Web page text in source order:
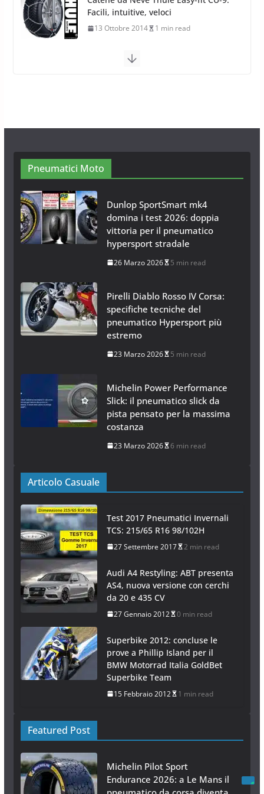
Arexons
26 Ottobre 2013 1 min read
Calze da Neve per Auto 2025:
26 Gennaio 2017
Pneumatici Moto
Dunlop SportSmart mk4
domina i test 2026: doppia
vittoria per il pneumatico
hypersport stradale
26 Marzo 2026 5 min read
Pirelli Diablo Rosso IV Corsa:
specifiche tecniche del
pneumatico Hypersport più
estremo
23 Marzo 2026 5 min read
Michelin Power Performance
Slick: il pneumatico slick da
pista pensato per la massima
costanza
23 Marzo 2026 6 min read
Articolo Casuale
Test 2017 Pneumatici Invernali
TCS: 215/65 R16 98/102H
27 Settembre 2017 2 min read
Audi A4 Restyling: ABT presenta
AS4, nuova versione con cerchi
da 20 e 435 CV
27 Gennaio 2012 0 min read
Superbike 2012: concluse le
prove a Phillip Island per il
BMW Motorrad Italia GoldBet
Superbike Team
15 Febbraio 2012 1 min read
Featured Post
Michelin Pilot Sport
Endurance 2026: a Le Mans il